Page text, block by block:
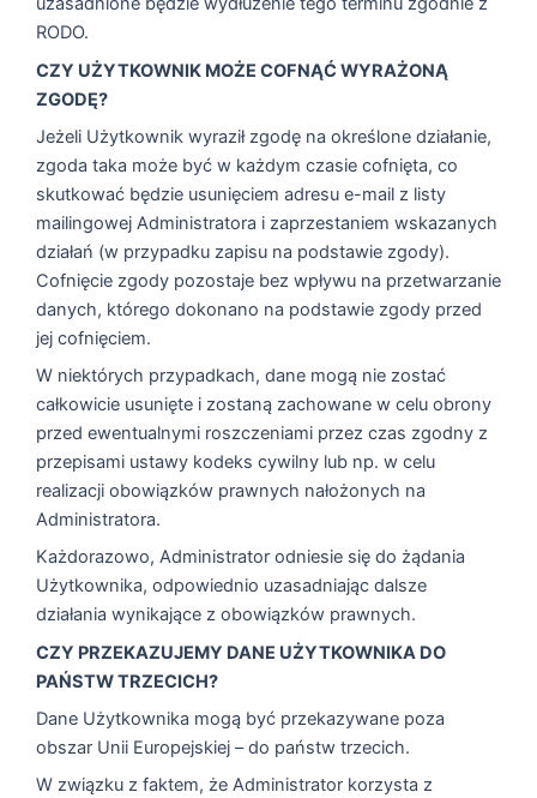
RODO.
CZY UŻYTKOWNIK MOŻE COFNĄĆ WYRAŻONĄ
ZGODĘ?
Jeżeli Użytkownik wyraził zgodę na określone działanie,
zgoda taka może być w każdym czasie cofnięta, co
skutkować będzie usunięciem adresu e-mail z listy
mailingowej Administratora i zaprzestaniem wskazanych
działań (w przypadku zapisu na podstawie zgody).
Cofnięcie zgody pozostaje bez wpływu na przetwarzanie
danych, którego dokonano na podstawie zgody przed
jej cofnięciem.
W niektórych przypadkach, dane mogą nie zostać
całkowicie usunięte i zostaną zachowane w celu obrony
przed ewentualnymi roszczeniami przez czas zgodny z
przepisami ustawy kodeks cywilny lub np. w celu
realizacji obowiązków prawnych nałożonych na
Administratora.
Każdorazowo, Administrator odniesie się do żądania
Użytkownika, odpowiednio uzasadniając dalsze
działania wynikające z obowiązków prawnych.
CZY PRZEKAZUJEMY DANE UŻYTKOWNIKA DO
PAŃSTW TRZECICH?
Dane Użytkownika mogą być przekazywane poza
obszar Unii Europejskiej – do państw trzecich.
W związku z faktem, że Administrator korzysta z